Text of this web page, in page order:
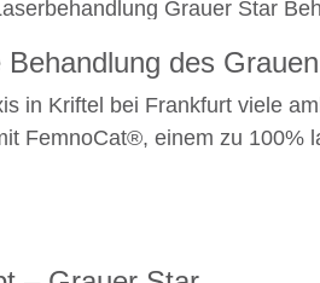
des
in Kriftel bei Frankfurt viele
FemnoCat®, einem zu